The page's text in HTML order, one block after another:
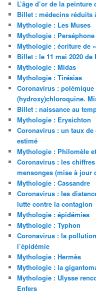
L’âge d’or de la
Billet : médecins réduits
Mythologie : Les Muses
Mythologie : Perséphone
Mythologie : écriture de
Billet : le 11 mai 2020 de
Mythologie : Midas
Mythologie : Tirésias
Coronavirus :
(hydroxy)chloroquine.
Billet : naissance au
Mythologie : Erysichton
Coronavirus : un taux
estimé
Mythologie : Philomèle
Coronavirus : les
mensonges (mise à jour
Mythologie : Cassandre
Coronavirus : les
lutte contre la contagion
Mythologie : épidémies
Mythologie : Typhon
Coronavirus : la
l’épidémie
Mythologie : Hermès
Mythologie : la
Mythologie : Ulysse
Enfers